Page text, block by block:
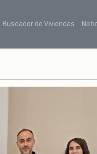
Buscador de Viviendas